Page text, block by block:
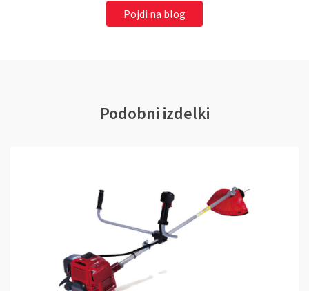
Pojdi na blog
Podobni izdelki